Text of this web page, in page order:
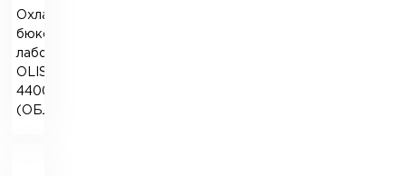
Охладитель
бюкс
лабораторный
OLISLAB
4400
(ОБЛ-1)